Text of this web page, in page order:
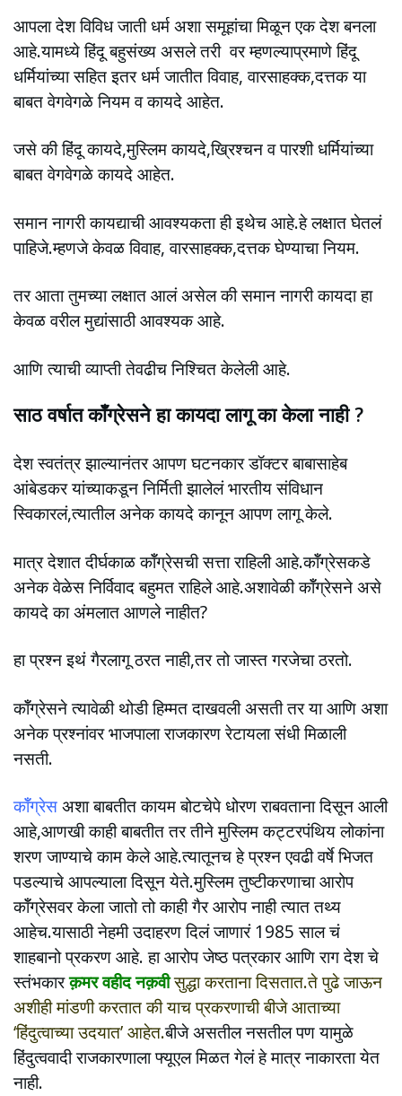
आपला देश विविध जाती धर्म अशा समूहांचा मिळून एक देश बनला
आहे.यामध्ये हिंदू बहुसंख्य असले तरी वर म्हणल्याप्रमाणे हिंदू
धर्मियांच्या सहित इतर धर्म जातीत विवाह, वारसाहक्क,दत्तक या
बाबत वेगवेगळे नियम व कायदे आहेत.
जसे की हिंदू कायदे,मुस्लिम कायदे,ख्रिश्चन व पारशी धर्मियांच्या
बाबत वेगवेगळे कायदे आहेत.
समान नागरी कायद्याची आवश्यकता ही इथेच आहे.हे लक्षात घेतलं
पाहिजे.म्हणजे केवळ विवाह, वारसाहक्क,दत्तक घेण्याचा नियम.
तर आता तुमच्या लक्षात आलं असेल की समान नागरी कायदा हा
केवळ वरील मुद्यांसाठी आवश्यक आहे.
आणि त्याची व्याप्ती तेवढीच निश्चित केलेली आहे.
साठ वर्षात कॉँग्रेसने हा कायदा लागू का केला नाही ?
देश स्वतंत्र झाल्यानंतर आपण घटनकार डॉक्टर बाबासाहेब
आंबेडकर यांच्याकडून निर्मिती झालेलं भारतीय संविधान
स्विकारलं,त्यातील अनेक कायदे कानून आपण लागू केले.
मात्र देशात दीर्घकाळ कॉँग्रेसची सत्ता राहिली आहे.कॉँग्रेसकडे
अनेक वेळेस निर्विवाद बहुमत राहिले आहे.अशावेळी कॉँग्रेसने असे
कायदे का अंमलात आणले नाहीत?
हा प्रश्न इथं गैरलागू ठरत नाही,तर तो जास्त गरजेचा ठरतो.
कॉँग्रेसने त्यावेळी थोडी हिम्मत दाखवली असती तर या आणि अशा
अनेक प्रश्नांवर भाजपाला राजकारण रेटायला संधी मिळाली
नसती.
कॉँग्रेसअशा बाबतीत कायम बोटचेपे धोरण राबवताना दिसून आली
आहे,आणखी काही बाबतीत तर तीने मुस्लिम कट्टरपंथिय लोकांना
शरण जाण्याचे काम केले आहे.त्यातूनच हे प्रश्न एवढी वर्षे भिजत
पडल्याचे आपल्याला दिसून येते.मुस्लिम तुष्टीकरणाचा आरोप
कॉँग्रेसवर केला जातो तो काही गैर आरोप नाही त्यात तथ्य
आहेच.यासाठी नेहमी उदाहरण दिलं जाणारं 1985 साल चं
शाहबानो प्रकरण आहे. हा आरोप जेष्ठ पत्रकार आणि राग देश चे
स्तंभकारक़मर वहीद नक़वीसुद्धा करताना दिसतात.ते पुढे जाऊन
अशीही मांडणी करतात की याच प्रकरणाची बीजे आताच्या
‘हिंदुत्वाच्या उदयात’ आहेत.बीजे असतील नसतील पण यामुळे
हिंदुत्ववादी राजकारणाला फ्यूएल मिळत गेलं हे मात्र नाकारता येत
नाही.